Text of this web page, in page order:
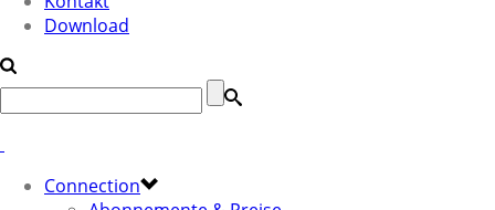
Download
Connection